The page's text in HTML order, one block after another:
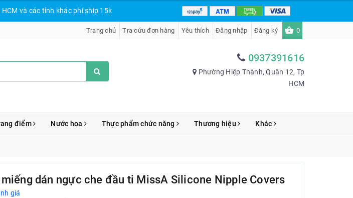
và các tỉnh khác phí ship 15k
Trang chủ Tra cứu đơn hàng Yêu thích Đăng nhập Đăng ký 0
0937391616
Phường Hiệp Thành, Quận 12, Tp
HCM
điểm Nước hoa Thực phẩm chức năng Thương hiệu Khác
dán ngực che đầu ti MissA Silicone Nipple Covers
giá